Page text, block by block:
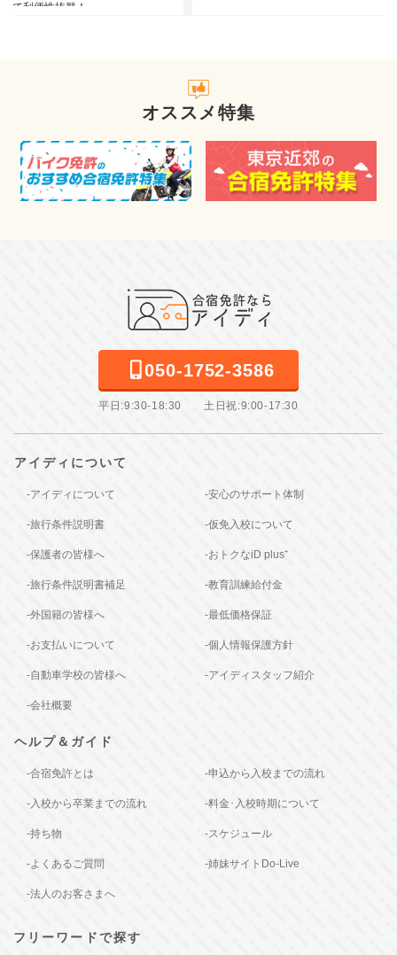
て利便性抜群！
オススメ特集
050-1752-3586
平日:9:30-18:30 土日祝:9:00-17:30
アイディについて
-アイディについて -安心のサポート体制
-旅行条件説明書 -仮免入校について
-保護者の皆様へ -おトクなiD plus⁺
-旅行条件説明書補足 -教育訓練給付金
-外国籍の皆様へ -最低価格保証
-お支払いについて -個人情報保護方針
-自動車学校の皆様へ -アイディスタッフ紹介
-会社概要
ヘルプ＆ガイド
-合宿免許とは -申込から入校までの流れ
-入校から卒業までの流れ -料金･入校時期について
-持ち物 -スケジュール
-よくあるご質問 -姉妹サイトDo-Live
-法人のお客さまへ
フリーワードで探す